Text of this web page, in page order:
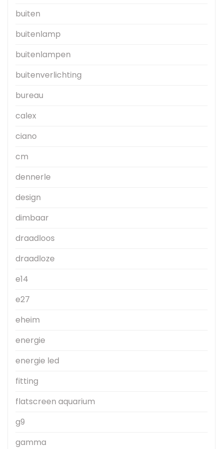
buiten
buitenlamp
buitenlampen
buitenverlichting
bureau
calex
ciano
cm
dennerle
design
dimbaar
draadloos
draadloze
e14
e27
eheim
energie
energie led
fitting
flatscreen aquarium
g9
gamma